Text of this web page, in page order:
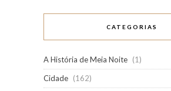
CATEGORIAS
A História de Meia Noite (1)
Cidade (162)